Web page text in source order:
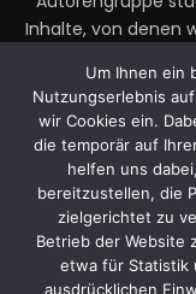
Inhalte, von denen
Zögern Sie also
Email:
Um Ihnen ein
Nutzungserlebnis
wir Cookies ein.
die temporär auf
helfen uns
bereitzustellen, die
zielgerichtet zu
Betrieb der Website
etwa für Statistik
ausdrücklichen